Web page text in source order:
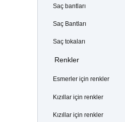
Saç bantları
Saç Bantları
Saç tokaları
Renkler
Esmerler için renkler
Kızıllar için renkler
Kızıllar için renkler